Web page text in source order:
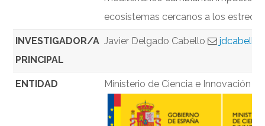
ecosistemas cercanos a los
INVESTIGADOR/A
PRINCIPAL
Javier Delgado Cabello
ENTIDAD Ministerio de Ciencia e Innovación